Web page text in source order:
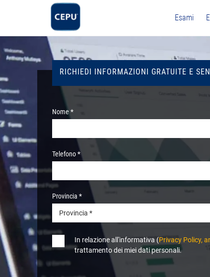
Esami
RICHIEDI INFORMAZIONI GRATUITE E
Nome *
Telefono *
Provincia *
In relazione all'informativa (Privacy Policy,
trattamento dei miei dati personali.